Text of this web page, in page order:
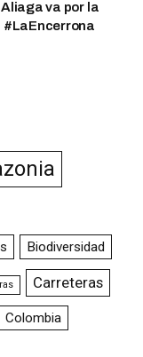
Aliaga va por la
#LaEncerrona
Biodiversidad
Carreteras
Colombia